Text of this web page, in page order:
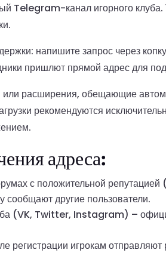
Telegram-канал игорного клуба.
напишите запрос через
пришлют прямой адрес для
расширения, обещающие
рекомендуются
адреса:
с положительной
другие пользователи.
(VK, Twitter, Instagram) –
игрокам